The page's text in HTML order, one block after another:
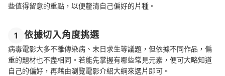
些值得留意的重點，以便釐清自己偏好的片種。
1 依據切入角度挑選
病毒電影大多不離傳染病、末日求生等議題，但依據不同作品，偏
重的題材也不盡相同。若能先掌握有哪些常見元素，便可大略知道
自己的偏好，再藉由瀏覽電影介紹大綱來選片即可。